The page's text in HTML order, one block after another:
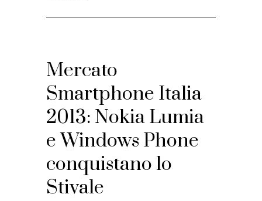
Mercato
Smartphone Italia
2013: Nokia Lumia
e Windows Phone
conquistano lo
Stivale